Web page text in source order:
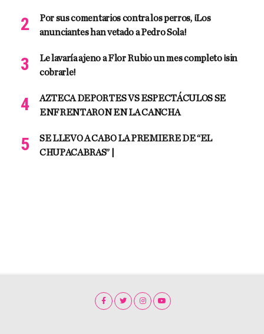
Por sus comentarios contra los perros, ¡Los
anunciantes han vetado a Pedro Sola!
Le lavaría ajeno a Flor Rubio un mes completo ¡sin
cobrarle!
AZTECA DEPORTES VS ESPECTÁCULOS SE
ENFRENTARON EN LA CANCHA
SE LLEVO A CABO LA PREMIERE DE “EL
CHUPACABRAS” |